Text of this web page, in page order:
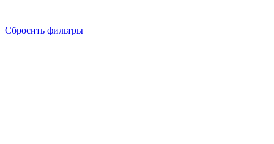
Сбросить фильтры